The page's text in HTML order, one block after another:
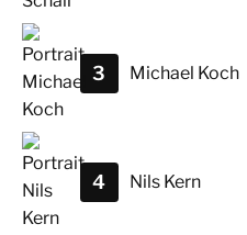
Michael Koch
3
Nils Kern
4